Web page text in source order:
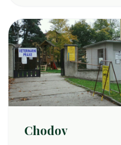
Chodov